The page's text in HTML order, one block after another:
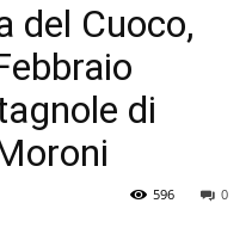
del Cuoco,
di
0
596